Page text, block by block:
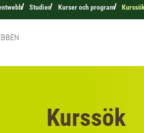
Studier Kurser och program
Kurssök